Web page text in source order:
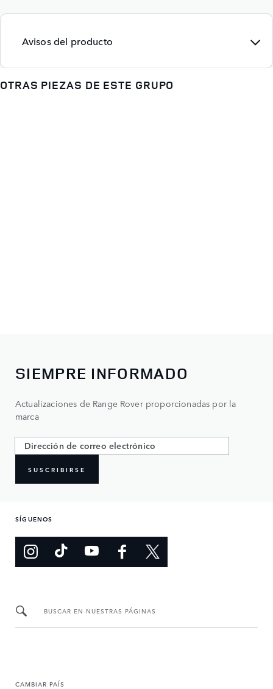
Avisos del producto
OTRAS PIEZAS DE ESTE GRUPO
SIEMPRE INFORMADO
Actualizaciones de Range Rover proporcionadas por la
marca
SUSCRIBIRSE
SÍGUENOS
BUSCAR EN NUESTRAS PÁGINAS
CAMBIAR PAÍS